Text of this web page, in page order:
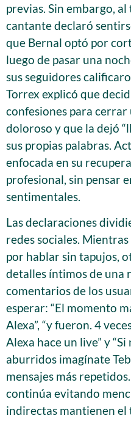
previas. Sin embargo,
cantante declaró
que Bernal optó por
luego de pasar una
sus seguidores
Torrex explicó que
confesiones para
doloroso y que la dejó
sus propias palabras.
enfocada en su
profesional, sin pensar
sentimentales.
Las declaraciones
redes sociales.
por hablar sin tapujos,
detalles íntimos de una
comentarios de los
esperar: “El momento
Alexa”, “y fueron. 4
Alexa hace un live” y
aburridos imagínate
mensajes más
continúa evitando
indirectas mantienen el